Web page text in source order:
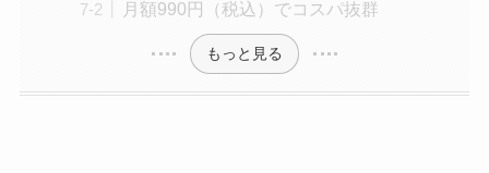
月額990円（税込）でコスパ抜群
もっと見る